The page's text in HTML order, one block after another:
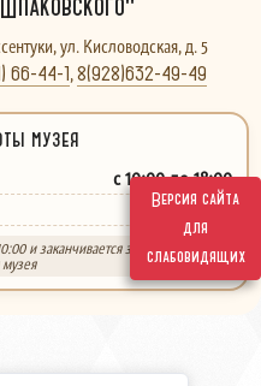
Версия сайта
для
слабовидящих
ул. Кисловодская, д. 5
66-44-1,8(928)632-49-49
музея
с 10:00 до 18:00
выходной
и заканчивается за 30 минут до